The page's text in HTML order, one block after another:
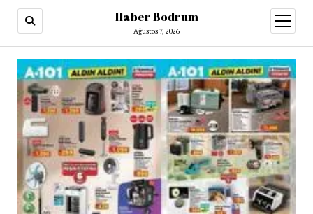
Haber Bodrum
Ağustos 7, 2026
aç